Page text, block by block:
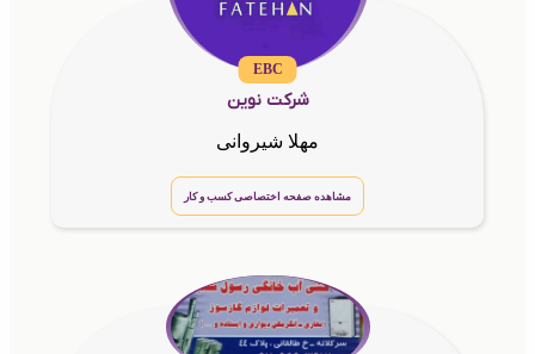
EBC
شرکت نوین
مهلا شیروانی
مشاهده صفحه اختصاصی کسب و کار